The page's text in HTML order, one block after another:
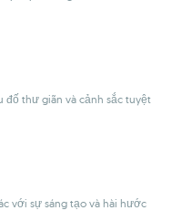
đố thư giãn và cảnh sắc tuyệt
với sự sáng tạo và hài hước